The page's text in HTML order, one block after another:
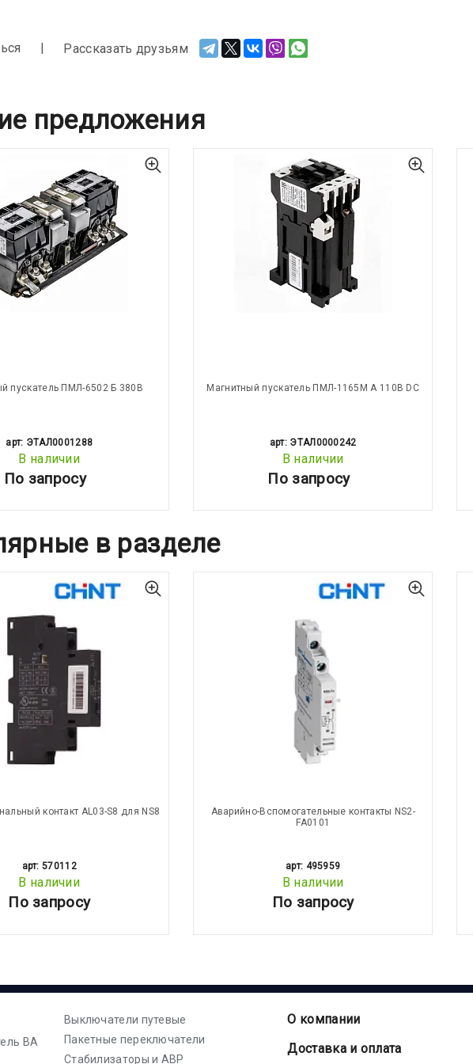
Рассказать друзьям
предложения
пускатель ПМЛ-6502 Б 380В
арт: ЭТАЛ0001288
В наличии
По запросу
Магнитный пускатель ПМЛ-1165М А 110В DC
арт: ЭТАЛ0000242
В наличии
По запросу
в разделе
контакт AL03-S8 для NS8
арт: 570112
В наличии
По запросу
Аварийно-Вспомогательные контакты NS2-
FA0101
арт: 495959
В наличии
По запросу
ВА
Выключатели путевые
Пакетные переключатели
Стабилизаторы и АВР
О компании
Доставка и оплата